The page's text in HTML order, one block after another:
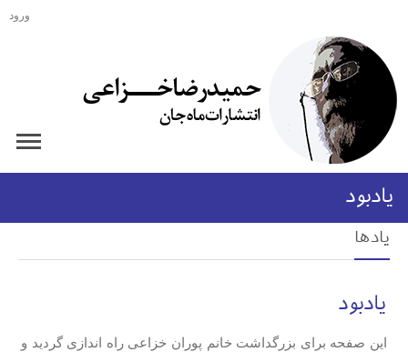
ورود
یادبود
یادها
یادبود
این صفحه برای بزرگداشت خانم پوران خزاعی راه اندازی گردید و